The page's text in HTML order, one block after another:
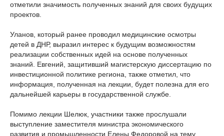
отметили значимость полученных знаний для своих будущих
проектов.
Уланов, который ранее проводил медицинские осмотры
детей в ДНР, выразил интерес к будущим возможностям
реализации собственных идей на основе полученных
знаний. Евгений, защитивший магистерскую диссертацию по
инвестиционной политике региона, также отметил, что
информация, полученная на лекции, будет полезна для его
дальнейшей карьеры в государственной службе.
Помимо лекции Шелюк, участники также прослушали
выступление заместителя министра экономического
развития и промышленности Елены Федоровой на тему